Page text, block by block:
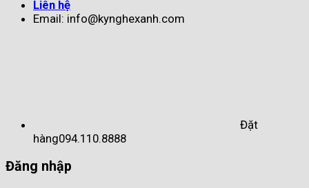
Liên hệ
Email: info@kynghexanh.com
Đặt
hàng094.110.8888
Đăng nhập